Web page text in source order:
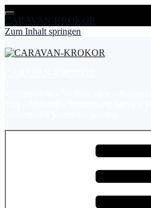
CARAVAN-KROKOR
Zum Inhalt springen